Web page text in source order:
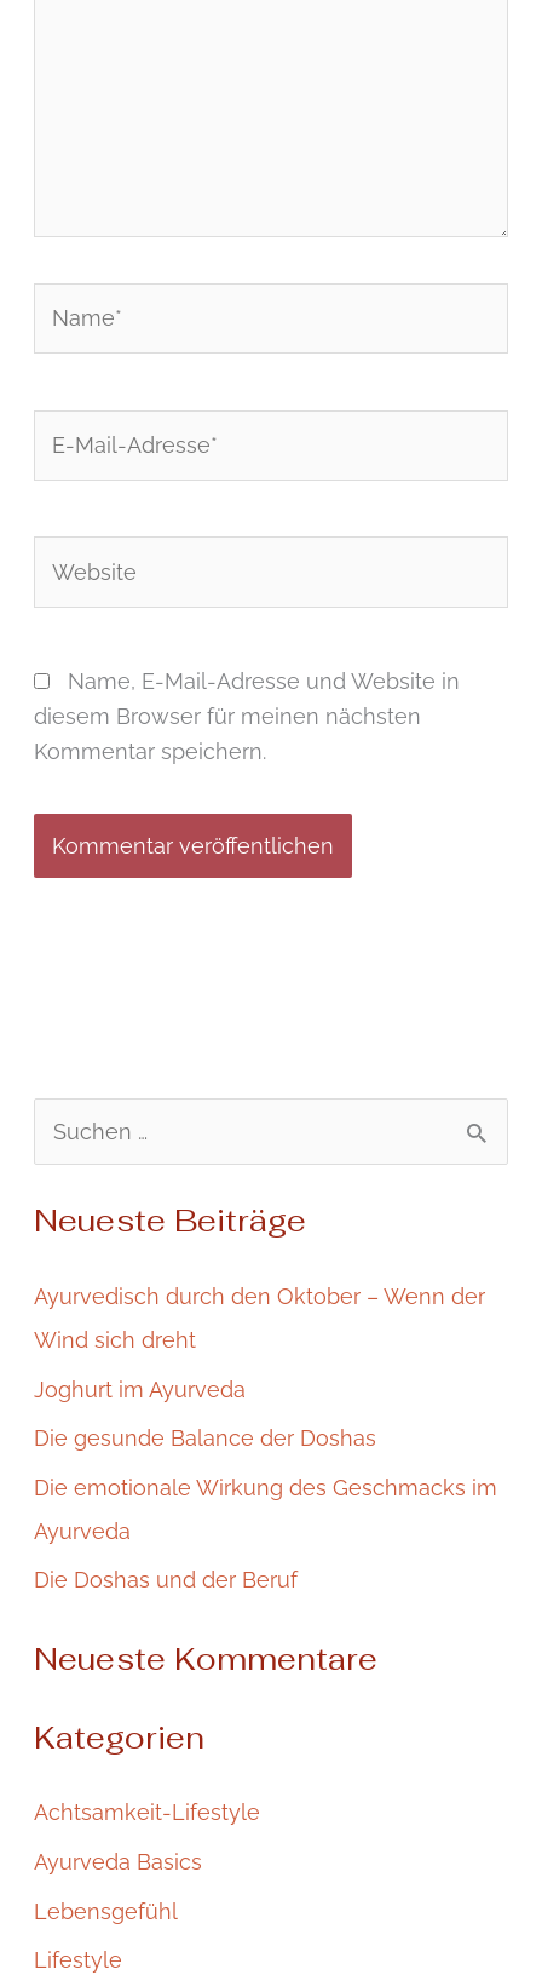
Mail-
Name, E-Mail-Adresse und Website in
diesem Browser für meinen nächsten
Kommentar speichern.
c
n
a
c
h
:
Neueste Beiträge
Ayurvedisch durch den Oktober – Wenn der
Wind sich dreht
Joghurt im Ayurveda
Die gesunde Balance der Doshas
Die emotionale Wirkung des Geschmacks im
Ayurveda
Die Doshas und der Beruf
Neueste Kommentare
Kategorien
Achtsamkeit-Lifestyle
Ayurveda Basics
Lebensgefühl
Lifestyle